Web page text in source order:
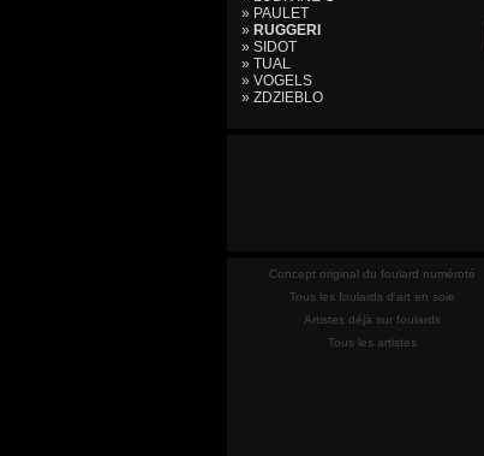
» PAULET
» RUGGERI
» SIDOT
» TUAL
» VOGELS
» ZDZIEBLO
Concept original du foulard numéroté
Tous les foulards d'art en soie
Artistes déjà sur foulards
Tous les artistes